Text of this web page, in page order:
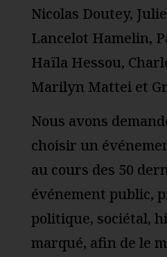
Nicolas Doutey,
Lancelot Hamelin,
Haïla Hessou,
Marilyn Mattei et
Nous avons
choisir un
au cours des 50
événement public,
politique, sociétal,
marqué, afin de le